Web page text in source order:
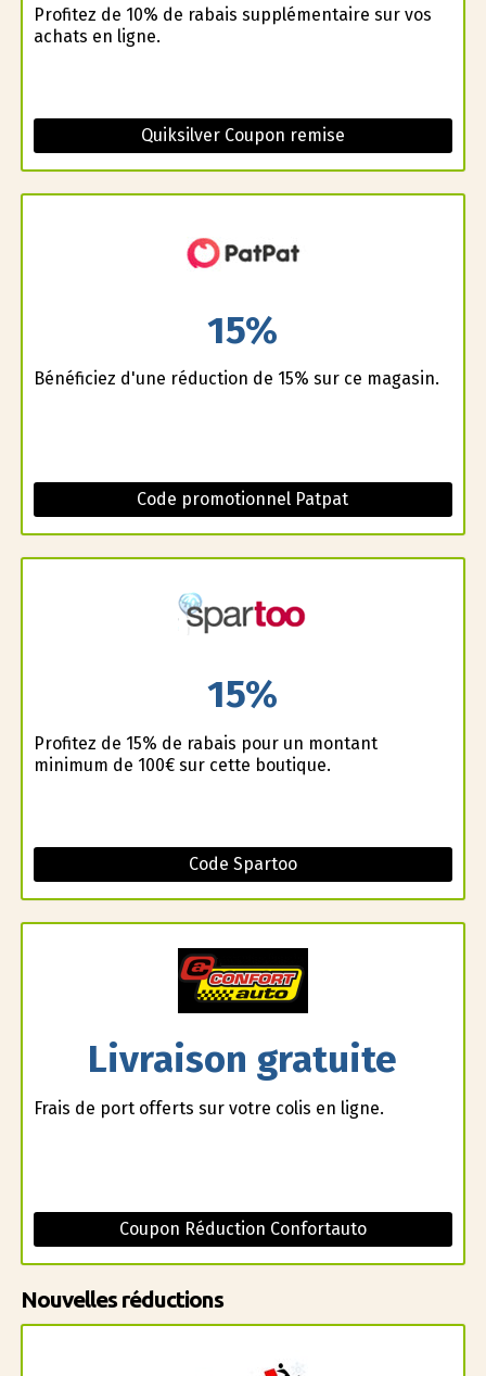
Profitez de 10% de rabais supplémentaire sur vos
achats en ligne.
Quiksilver Coupon remise
15%
Bénéficiez d'une réduction de 15% sur ce magasin.
Code promotionnel Patpat
15%
Profitez de 15% de rabais pour un montant
minimum de 100€ sur cette boutique.
Code Spartoo
Livraison gratuite
Frais de port offerts sur votre colis en ligne.
Coupon Réduction Confortauto
Nouvelles réductions